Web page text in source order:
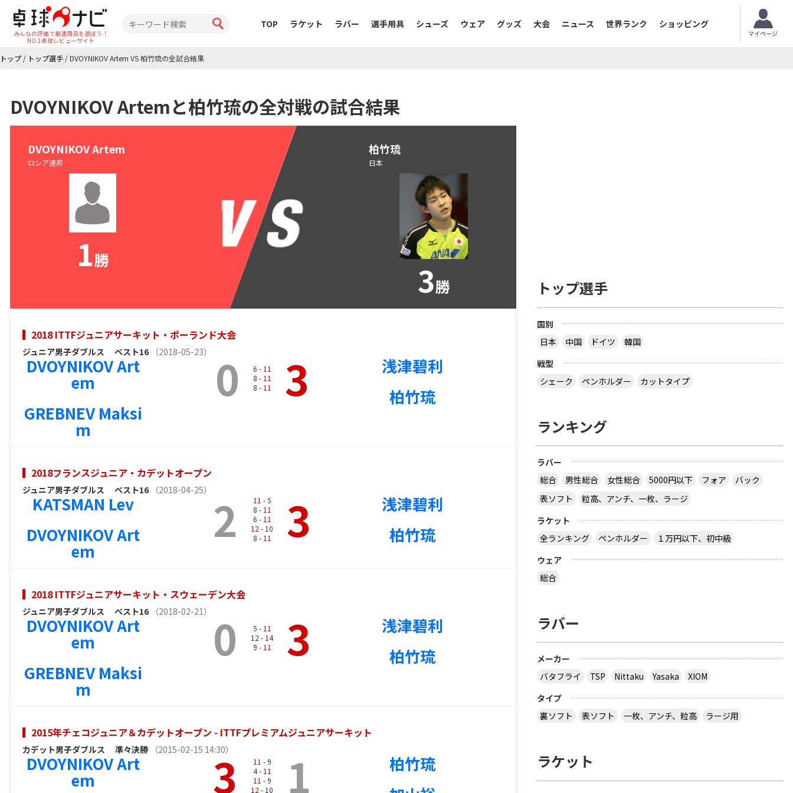
みんなの評価で最適用具を選ぼう！
NO.1卓球レビューサイト
TOP ラケット ラバー 選手用具 シューズ ウェア グッズ 大会 ニュース 世界ランク ショッピング
マイページ
トップ / トップ選手 /DVOYNIKOV Artem VS 柏竹琉の全試合結果
DVOYNIKOV Artemと柏竹琉の全対戦の試合結果
DVOYNIKOV Artem
ロシア連邦
1勝
柏竹琉
日本
3勝
2018 ITTFジュニアサーキット・ポーランド大会
ジュニア男子ダブルス ベスト16 （2018-05-23）
DVOYNIKOV Art
em
GREBNEV Maksi
m
0 6 - 11
8 - 11
8 - 11 3
浅津碧利
柏竹琉
2018フランスジュニア・カデットオープン
ジュニア男子ダブルス ベスト16 （2018-04-25）
KATSMAN Lev
DVOYNIKOV Art
em
2 11 - 5
8 - 11
6 - 11
12 - 10
8 - 11 3
浅津碧利
柏竹琉
2018 ITTFジュニアサーキット・スウェーデン大会
ジュニア男子ダブルス ベスト16 （2018-02-21）
DVOYNIKOV Art
em
GREBNEV Maksi
m
0 5 - 11
12 - 14
9 - 11 3
浅津碧利
柏竹琉
2015年チェコジュニア＆カデットオープン - ITTFプレミアムジュニアサーキット
カデット男子ダブルス 準々決勝 （2015-02-15 14:30）
DVOYNIKOV Art
em 3 11 - 9
4 - 11
11 - 9
12 - 10 1
柏竹琉
トップ選手
国別
日本
中国 ドイツ
韓国
戦型
シェーク
ペンホルダー カットタイプ
ランキング
ラバー
総合
男性総合 女性総合 5000円以下 フォア
バック
表ソフト
粒高、アンチ、一枚、ラージ
ラケット
全ランキング
ペンホルダー
１万円以下、初中級
ウェア
総合
ラバー
メーカー
バタフライ
TSP Nittaku Yasaka
XIOM
タイプ
裏ソフト
表ソフト 一枚、アンチ、粒高 ラージ用
ラケット